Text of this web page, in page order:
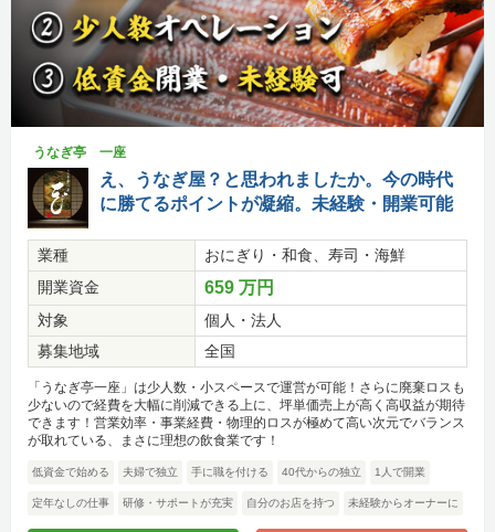
うなぎ亭 一座
え、うなぎ屋？と思われましたか。今の時代
に勝てるポイントが凝縮。未経験・開業可能
業種
おにぎり・和食、寿司・海鮮
開業資金
659 万円
対象
個人・法人
募集地域
全国
「うなぎ亭一座」は少人数・小スペースで運営が可能！さらに廃棄ロスも
少ないので経費を大幅に削減できる上に、坪単価売上が高く高収益が期待
できます！営業効率・事業経費・物理的ロスが極めて高い次元でバランス
が取れている、まさに理想の飲食業です！
低資金で始める 夫婦で独立 手に職を付ける 40代からの独立 1人で開業
定年なしの仕事 研修・サポートが充実 自分のお店を持つ 未経験からオーナーに